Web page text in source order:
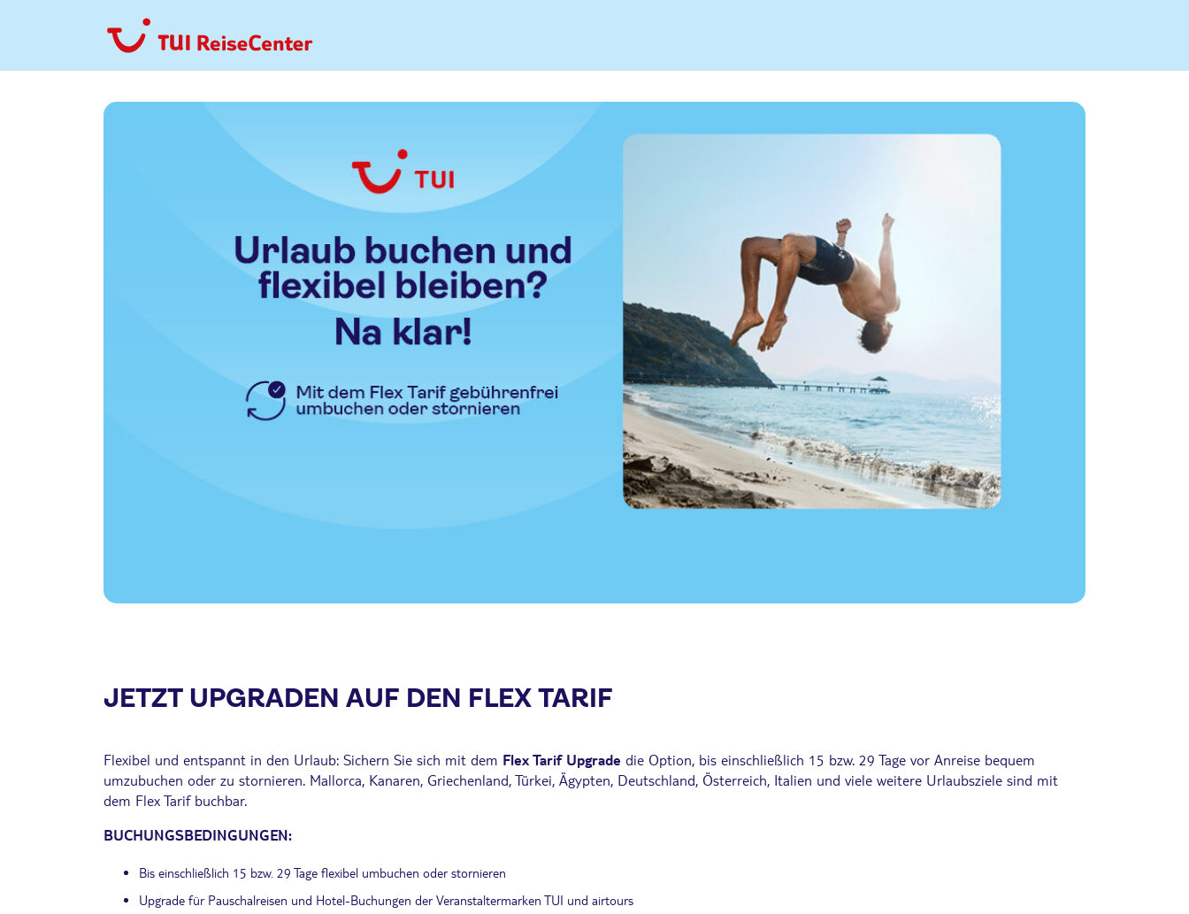
JETZT UPGRADEN AUF DEN FLEX TARIF
Flexibel und entspannt in den Urlaub: Sichern Sie sich mit dem Flex Tarif Upgrade die Option, bis einschließlich 15 bzw. 29 Tage vor Anreise bequem
umzubuchen oder zu stornieren. Mallorca, Kanaren, Griechenland, Türkei, Ägypten, Deutschland, Österreich, Italien und viele weitere Urlaubsziele sind mit
dem Flex Tarif buchbar.
BUCHUNGSBEDINGUNGEN:
Bis einschließlich 15 bzw. 29 Tage flexibel umbuchen oder stornieren
Upgrade für Pauschalreisen und Hotel-Buchungen der Veranstaltermarken TUI und airtours